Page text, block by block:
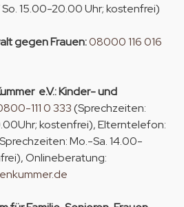
15.00-20.00 Uhr; kostenfrei)
gegen Frauen:08000 116 016
e.V.: Kinder- und
111 0 333(Sprechzeiten:
kostenfrei), Elterntelefon:
Mo.-Sa. 14.00-
Onlineberatung: